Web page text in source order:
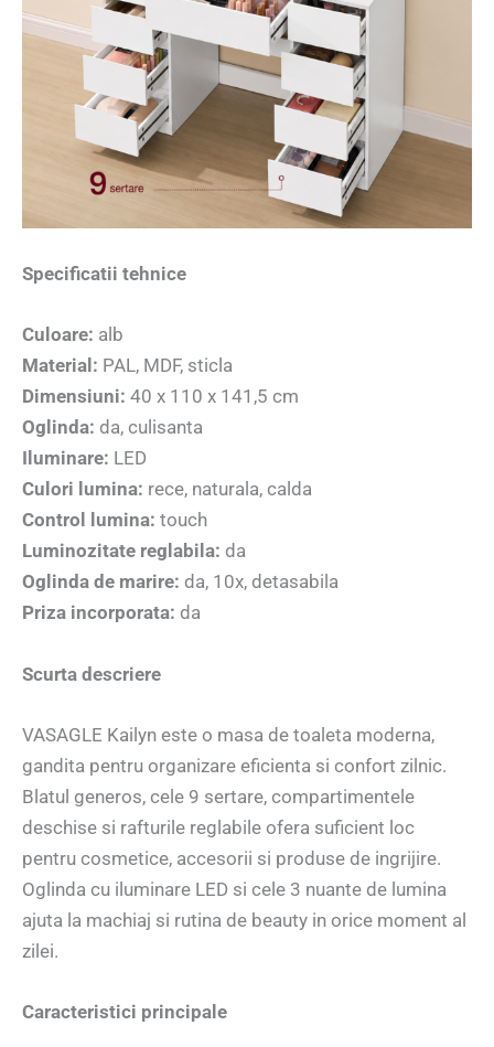
Specificatii tehnice
Culoare: alb
Material: PAL, MDF, sticla
Dimensiuni: 40 x 110 x 141,5 cm
Oglinda: da, culisanta
Iluminare: LED
Culori lumina: rece, naturala, calda
Control lumina: touch
Luminozitate reglabila: da
Oglinda de marire: da, 10x, detasabila
Priza incorporata: da
Scurta descriere
VASAGLE Kailyn este o masa de toaleta moderna,
gandita pentru organizare eficienta si confort zilnic.
Blatul generos, cele 9 sertare, compartimentele
deschise si rafturile reglabile ofera suficient loc
pentru cosmetice, accesorii si produse de ingrijire.
Oglinda cu iluminare LED si cele 3 nuante de lumina
ajuta la machiaj si rutina de beauty in orice moment al
zilei.
Caracteristici principale